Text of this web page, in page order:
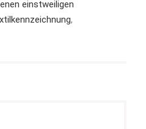
einstweiligen
,